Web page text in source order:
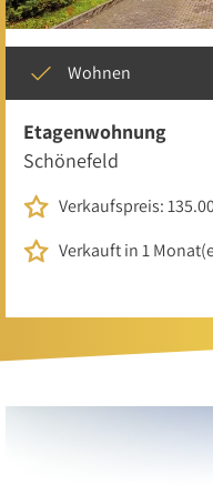
Wohnen
Etagenwohnung
Schönefeld
Verkaufspreis:
Verkauft in 1